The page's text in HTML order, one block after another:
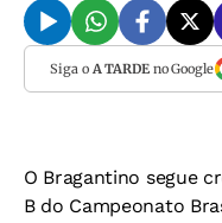
Siga o A TARDEno Google
O Bragantino segue
B do Campeonato